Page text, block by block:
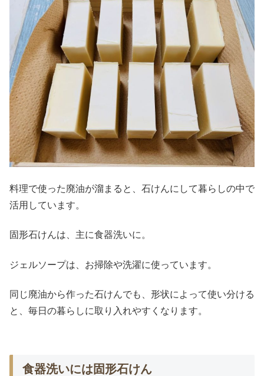
料理で使った廃油が溜まると、石けんにして暮らしの中で
活用しています。
固形石けんは、主に食器洗いに。
ジェルソープは、お掃除や洗濯に使っています。
同じ廃油から作った石けんでも、形状によって使い分ける
と、毎日の暮らしに取り入れやすくなります。
食器洗いには固形石けん